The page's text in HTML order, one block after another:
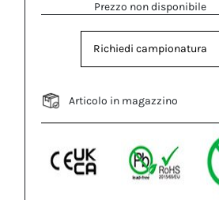
Prezzo non disponibile
Richiedi campionatura
Articolo in magazzino